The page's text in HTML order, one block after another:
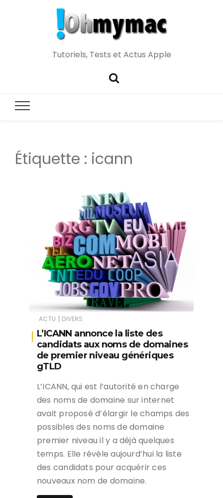
Tutoriels, Tests et Actus Apple
Étiquette : icann
ACTU | DIVERS
L’ICANN annonce la liste des
candidats aux noms de domaines
de premier niveau génériques
gTLD
L’ICANN, qui est l’autorité en charge
des noms de domaine sur internet
avait proposé d’élargir le champs des
possibles des noms de domaine
premier niveau il y a déjà quelques
temps. Elle révèle aujourd’hui la liste
des candidats pour acquérir ces
nouveaux nom de domaine.